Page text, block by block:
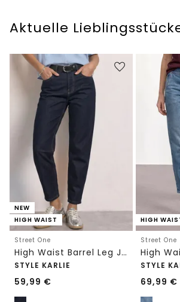
Aktuelle
NEW
HIGH WAIST
Street One
High Waist Barrel Leg Jeans im Loose Fit
STYLE KARLIE
59,99 €
HIGH
Street One
STYLE
69,99 €